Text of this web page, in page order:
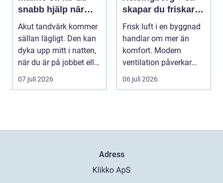
snabb hjälp när
tanden krisar
Akut tandvärk kommer
sällan lägligt. Den kan
dyka upp mitt i natten,
när du är på jobbet eller
preci...
07 juli 2026
skapar du friskare
byggnader och
lägre
energikostnader
Frisk luft i en byggnad
handlar om mer än
komfort. Modern
ventilation påverkar
hälsa...
06 juli 2026
Adress